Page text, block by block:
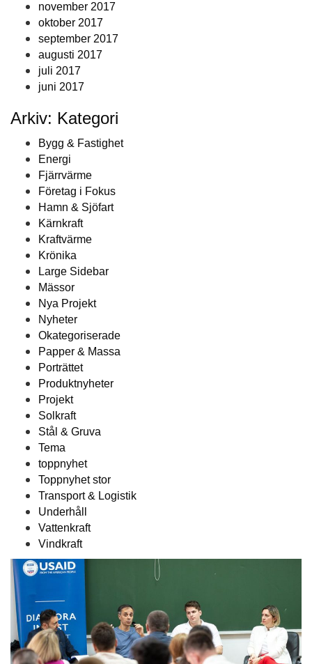
november 2017
oktober 2017
september 2017
augusti 2017
juli 2017
juni 2017
Arkiv: Kategori
Bygg & Fastighet
Energi
Fjärrvärme
Företag i Fokus
Hamn & Sjöfart
Kärnkraft
Kraftvärme
Krönika
Large Sidebar
Mässor
Nya Projekt
Nyheter
Okategoriserade
Papper & Massa
Porträttet
Produktnyheter
Projekt
Solkraft
Stål & Gruva
Tema
toppnyhet
Toppnyhet stor
Transport & Logistik
Underhåll
Vattenkraft
Vindkraft